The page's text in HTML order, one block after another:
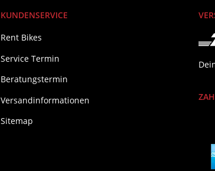
KUNDENSERVICE
Rent Bikes
Service Termin
Beratungstermin
Versandinformationen
Sitemap